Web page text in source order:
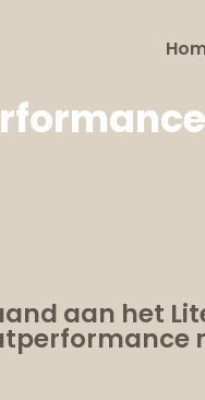
aan het